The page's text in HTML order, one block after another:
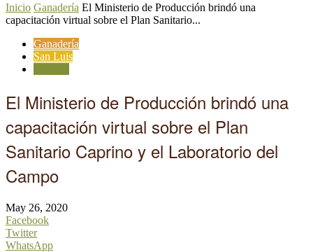
Inicio Ganadería El Ministerio de Producción brindó una
capacitación virtual sobre el Plan Sanitario...
Ganadería
San Luis
El Ministerio de Producción brindó una
capacitación virtual sobre el Plan
Sanitario Caprino y el Laboratorio del
Campo
May 26, 2020
Facebook
Twitter
WhatsApp